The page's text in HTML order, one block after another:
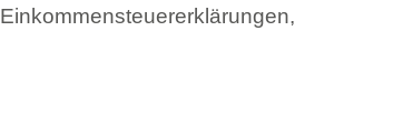
Einkommensteuererklärungen,